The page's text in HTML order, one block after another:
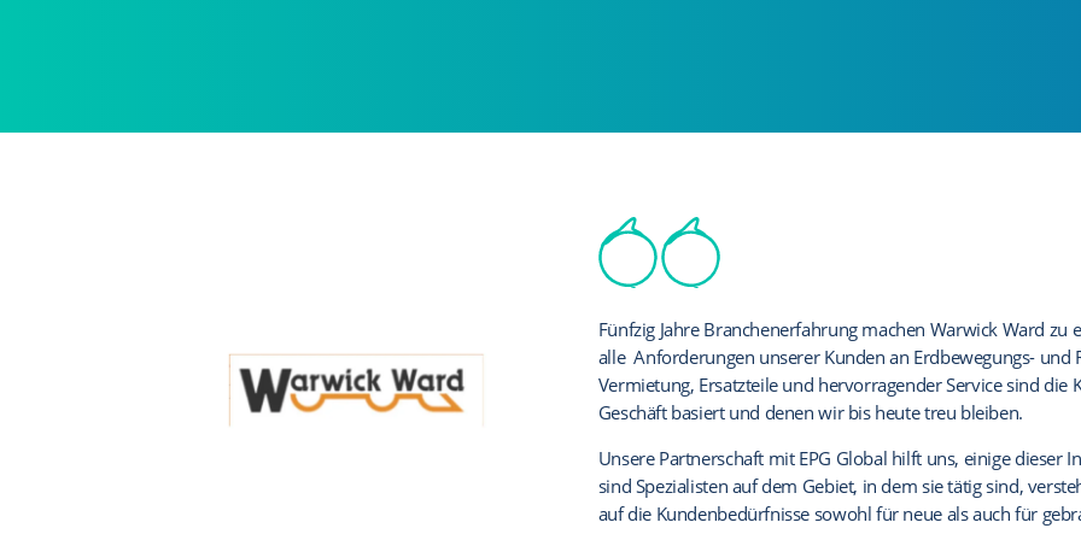
Ernest Doe & Sons arbeitet seit vielen Jahren mit EPG,
Lieferverträge der Hersteller, zusammen. Die überragenden
und Bauindustrie werden durch die robusten,
Vertragsabschluss als auch für die Schadenbearbeitung
Alle unsere qualifizierten gebrauchten Traktoren werden mit
sowohl unseren Kunden als auch uns Sicherheit gibt.
maßgeschneiderte Garantiepakete für Baumaschinen, die
Fünfzig Jahre Branchenerfahrung machen Warwick Ward zu
alle Anforderungen unserer Kunden an Erdbewegungs- und
Vermietung, Ersatzteile und hervorragender Service sind die
Geschäft basiert und denen wir bis heute treu bleiben.
Unsere Partnerschaft mit EPG Global hilft uns, einige dieser
sind Spezialisten auf dem Gebiet, in dem sie tätig sind,
auf die Kundenbedürfnisse sowohl für neue als auch für
Ulrich arbeitet seit mehreren Jahren mit EPG zusammen; ihr
erweiterten Garantieleistungen gibt uns die Zuversicht,
unterstützen zu können.
Maschinen und Anbaugeräte mit konkurrenzloser
Herstellergarantie.